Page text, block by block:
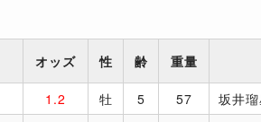
オッズ 性 齢 重量
1.2 牡 5 57 坂井瑠